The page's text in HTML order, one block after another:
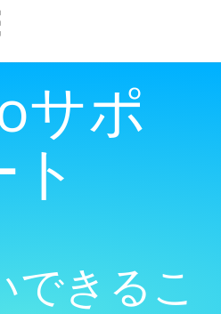
サポ
ト
できるこ